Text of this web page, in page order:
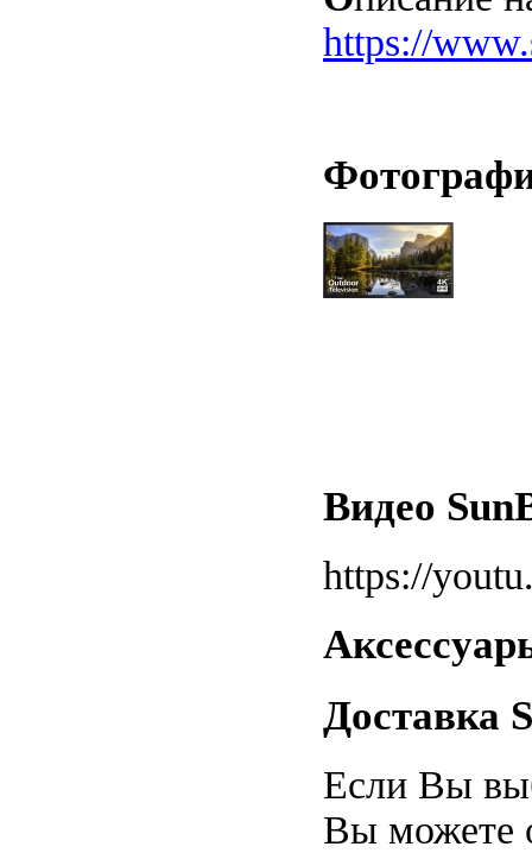
https://
Видео
https://
Доставка
Если Вы
Вы можете